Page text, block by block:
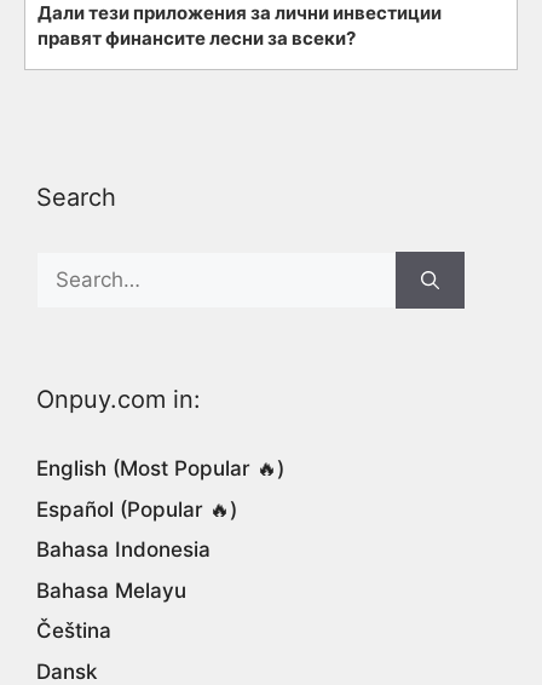
Дали тези приложения за лични инвестиции
правят финансите лесни за всеки?
Search
Search
for:
Onpuy.com in:
English (Most Popular 🔥)
Español (Popular 🔥)
Bahasa Indonesia
Bahasa Melayu
Čeština
Dansk